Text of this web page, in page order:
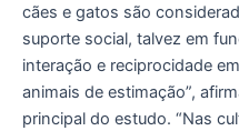
cães e gatos são
suporte social, talvez em
interação e reciprocidade
animais de estimação”,
principal do estudo. “Nas